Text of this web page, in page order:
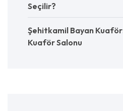
Seçilir?
Şehitkamil Bayan
Kuaför Salonu